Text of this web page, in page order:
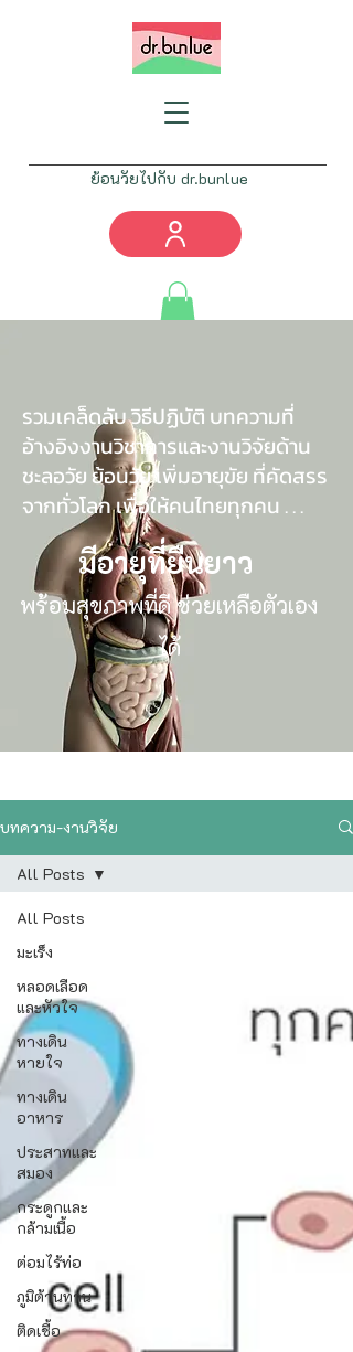
ย้อนวัยไปกับ dr.bunlue
info@drbunlue.com
รวมเคล็ดลับ วิธีปฏิบัติ บทความที่
อ้างอิงงานวิชาการและงานวิจัยด้าน
ชะลอวัย ย้อนวัย เพิ่มอายุขัย ที่คัดสรร
จากทั่วโลก เพื่อให้คนไทยทุกคน . . .
มีอายุที่ยืนยาว
พร้อมสุขภาพที่ดี ช่วยเหลือตัวเอง
ได้
บทความ-งานวิจัย
All Posts
มะเร็ง
หลอดเลือด
และหัวใจ
ทางเดิน
หายใจ
ทางเดิน
อาหาร
ประสาทและ
สมอง
กระดูกและ
กล้ามเนื้อ
ต่อมไร้ท่อ
ภูมิต้านทาน
ติดเชื้อ
All Posts